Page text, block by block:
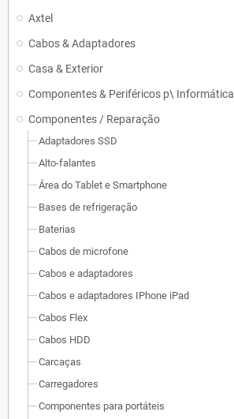
Axtel
Cabos & Adaptadores
Casa & Exterior
Componentes & Periféricos p\ Informática
Componentes / Reparação
Adaptadores SSD
Alto-falantes
Área do Tablet e Smartphone
Bases de refrigeração
Baterias
Cabos de microfone
Cabos e adaptadores
Cabos e adaptadores IPhone iPad
Cabos Flex
Cabos HDD
Carcaças
Carregadores
Componentes para portáteis